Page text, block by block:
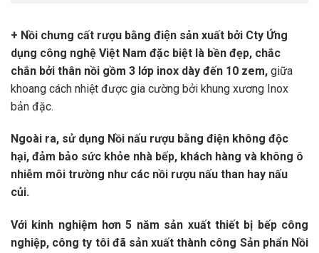
+ Nồi chưng cất rượu bằng điện sản xuất bởi Cty Ứng
dụng công nghệ Việt Nam đặc biệt là bền đẹp, chắc
chắn bởi thân nồi gồm 3 lớp inox dày đến 10 zem, giữa
khoang cách nhiệt được gia cường bởi khung xương Inox
bản đặc.
Ngoài ra, sử dụng Nồi nấu rượu bằng điện không độc
hại, đảm bảo sức khỏe nhà bếp, khách hàng và không ô
nhiễm môi trường như các nồi rượu nấu than hay nấu
củi.
Với kinh nghiệm hơn 5 năm sản xuất thiết bị bếp công
nghiệp, công ty tôi đã sản xuất thành công Sản phẩn Nồi